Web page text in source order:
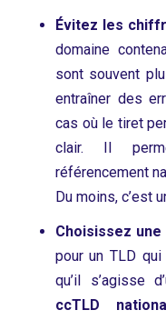
Évitez les
domaine
sont souvent
entraîner des
cas où le tiret
clair. Il
référencement
Du moins, c’est
Choisissez
pour un TLD
qu’il s’agisse
ccTLD national